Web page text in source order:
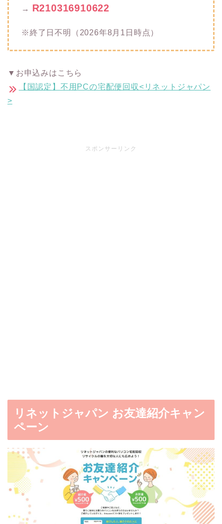
→ R210316910622
※終了日不明（2026年8月1日時点）
▼お申込みはこちら
【国認定】不用PCの宅配便回収<リネットジャパン
>
スポンサーリンク
リネットジャパン お友達紹介キャン
ペーン